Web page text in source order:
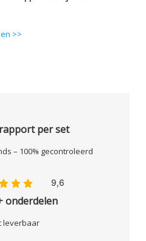
>>
per set
– 100% gecontroleerd
onderdelen
leverbaar